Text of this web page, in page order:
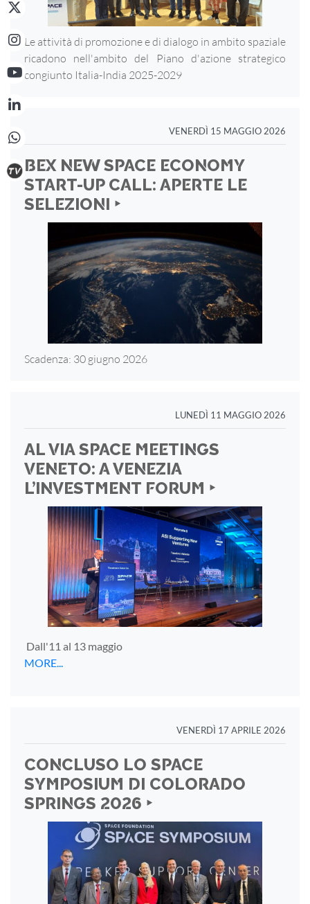
Le attività di promozione e di dialogo in ambito spaziale
ricadono nell'ambito del Piano d'azione strategico
congiunto Italia-India 2025-2029
VENERDÌ 15 MAGGIO 2026
BEX NEW SPACE ECONOMY
START-UP CALL: APERTE LE
SELEZIONI ‣
Scadenza: 30 giugno 2026
LUNEDÌ 11 MAGGIO 2026
AL VIA SPACE MEETINGS
VENETO: A VENEZIA
L’INVESTMENT FORUM ‣
Dall'11 al 13 maggio
MORE...
VENERDÌ 17 APRILE 2026
CONCLUSO LO SPACE
SYMPOSIUM DI COLORADO
SPRINGS 2026 ‣